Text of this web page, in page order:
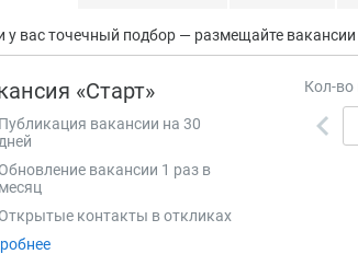
у вас точечный подбор — размещайте вакансии
«Старт»
Публикация вакансии на 30
дней
Обновление вакансии 1 раз в
месяц
Открытые контакты в откликах
Кол-во